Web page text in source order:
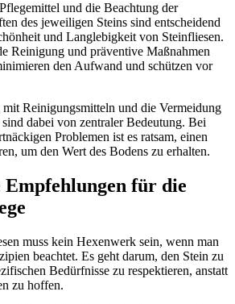
und die Beachtung der
des jeweiligen Steins sind entscheidend
und Langlebigkeit von Steinfliesen.
Reinigung und präventive Maßnahmen
den Aufwand und schützen vor
Reinigungsmitteln und die Vermeidung
sind dabei von zentraler Bedeutung. Bei
Problemen ist es ratsam, einen
um den Wert des Bodens zu erhalten.
Empfehlungen für die
muss kein Hexenwerk sein, wenn man
beachtet. Es geht darum, den Stein zu
Bedürfnisse zu respektieren, anstatt
zu hoffen.